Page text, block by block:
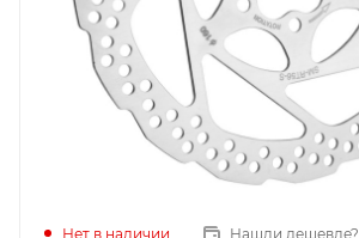
Нет в наличии Нашли дешевле?